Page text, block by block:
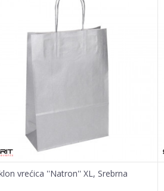
vrećica ''Natron'' XL, Srebrna